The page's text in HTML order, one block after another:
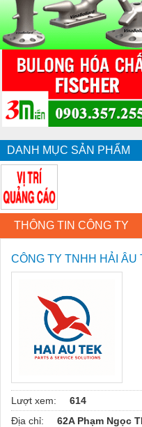
DANH MỤC SẢN PHẨM
THÔNG TIN CÔNG TY
CÔNG TY TNHH HẢI ÂU
Lượt xem:
614
Địa chỉ:
62A Phạm Ngọc